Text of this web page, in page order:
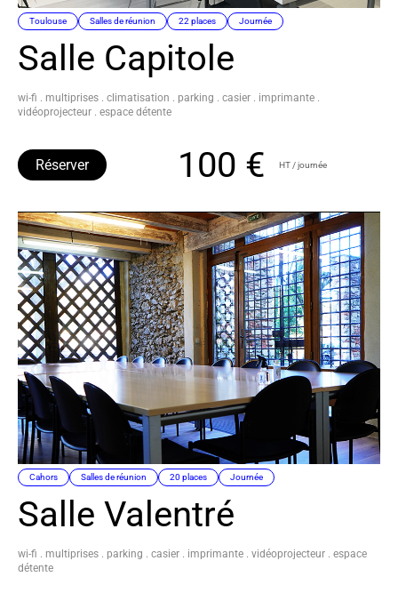
Toulouse Salles de réunion 22 places Journée
Salle Capitole
wi-fi . multiprises . climatisation . parking . casier . imprimante .
vidéoprojecteur . espace détente
100 € HT / journée
Réserver
Cahors Salles de réunion 20 places Journée
Salle Valentré
wi-fi . multiprises . parking . casier . imprimante . vidéoprojecteur . espace
détente